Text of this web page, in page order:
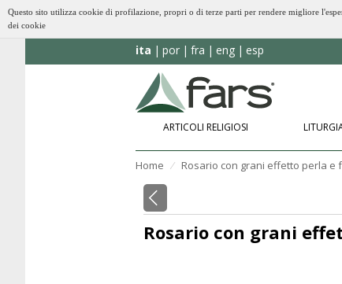
Questo sito utilizza cookie di profilazione, propri o di terze parti per rendere migliore
dei cookie
ita por fra eng esp
ARTICOLI RELIGIOSI
Home ⁄ Rosario con grani effetto perla e
Rosario con grani